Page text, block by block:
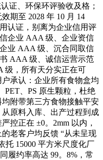
证、环保环评验收及格；
期至 2028 年 10 月 14
认证，别离为企业信用评
企业 AAA 级、企业资信
业 AAA 级、沉合同取信
AAA 级、诚信运营示范
级，所有天分实正在可
承认：企业所有食物盒均
PET、PS 原生颗粒，杜绝
附带第三方食物接触平安
原料入库、出产过程到成
控正在 ±0。2mm 以内，
老客户均反馈 “从未呈现
托 15000 平方米尺度化厂
履约率高达 99。8%，常